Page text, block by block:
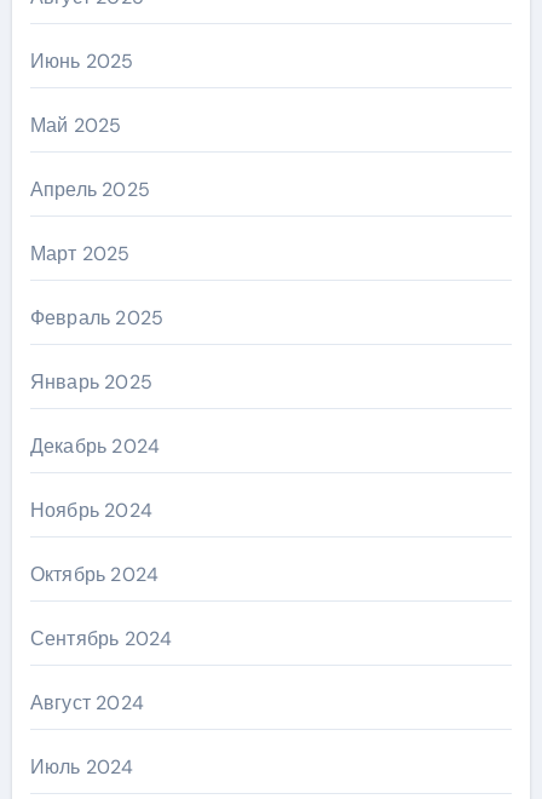
Июнь 2025
Май 2025
Апрель 2025
Март 2025
Февраль 2025
Январь 2025
Декабрь 2024
Ноябрь 2024
Октябрь 2024
Сентябрь 2024
Август 2024
Июль 2024